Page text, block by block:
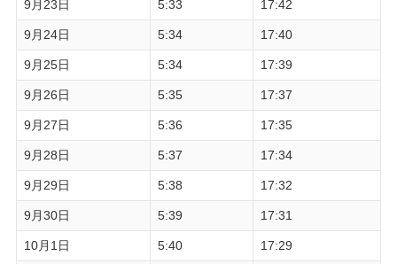
9月23日 5:33 17:42
9月24日 5:34 17:40
9月25日 5:34 17:39
9月26日 5:35 17:37
9月27日 5:36 17:35
9月28日 5:37 17:34
9月29日 5:38 17:32
9月30日 5:39 17:31
10月1日 5:40 17:29